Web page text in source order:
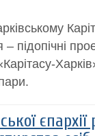
підопічні
єпархії